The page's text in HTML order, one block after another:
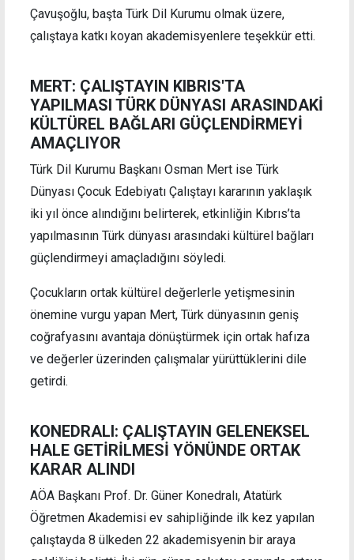
Çavuşoğlu, başta Türk Dil Kurumu olmak üzere,
çalıştaya katkı koyan akademisyenlere teşekkür etti.
MERT: ÇALIŞTAYIN KIBRIS'TA
YAPILMASI TÜRK DÜNYASI ARASINDAKİ
KÜLTÜREL BAĞLARI GÜÇLENDİRMEYİ
AMAÇLIYOR
Türk Dil Kurumu Başkanı Osman Mert ise Türk
Dünyası Çocuk Edebiyatı Çalıştayı kararının yaklaşık
iki yıl önce alındığını belirterek, etkinliğin Kıbrıs’ta
yapılmasının Türk dünyası arasındaki kültürel bağları
güçlendirmeyi amaçladığını söyledi.
Çocukların ortak kültürel değerlerle yetişmesinin
önemine vurgu yapan Mert, Türk dünyasının geniş
coğrafyasını avantaja dönüştürmek için ortak hafıza
ve değerler üzerinden çalışmalar yürüttüklerini dile
getirdi.
KONEDRALI: ÇALIŞTAYIN GELENEKSEL
HALE GETİRİLMESİ YÖNÜNDE ORTAK
KARAR ALINDI
AÖA Başkanı Prof. Dr. Güner Konedralı, Atatürk
Öğretmen Akademisi ev sahipliğinde ilk kez yapılan
çalıştayda 8 ülkeden 22 akademisyenin bir araya